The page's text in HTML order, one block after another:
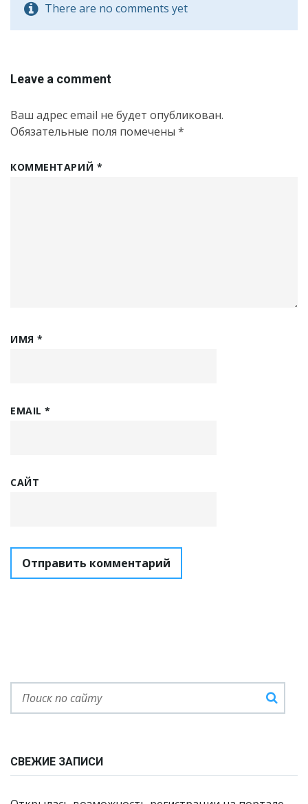
There are no comments yet
Leave a comment
Ваш адрес email не будет опубликован.
Обязательные поля помечены *
КОММЕНТАРИЙ *
ИМЯ*
EMAIL*
САЙТ
СВЕЖИЕ ЗАПИСИ